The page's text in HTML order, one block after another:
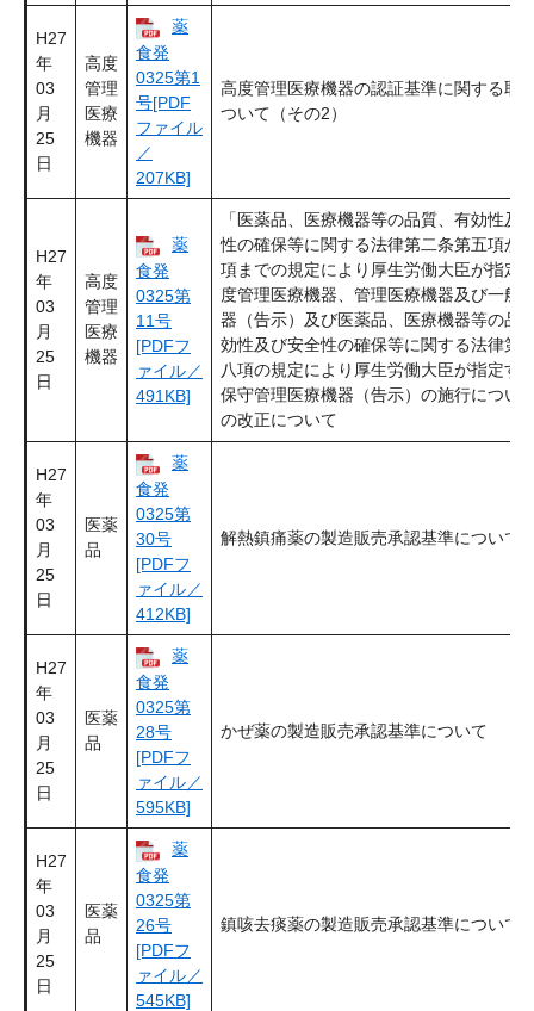
H27
年
03
月
25
日
高度
管理
医療
機器
薬
食発
0325第1
号[PDF
ファイル
／
207KB]
高度管理医療機器の認証基準に関する取
ついて（その2）
H27
年
03
月
25
日
高度
管理
医療
機器
薬
食発
0325第
11号
[PDFフ
ァイル／
491KB]
「医薬品、医療機器等の品質、有効性及
性の確保等に関する法律第二条第五項か
項までの規定により厚生労働大臣が指定
度管理医療機器、管理医療機器及び一般
器（告示）及び医薬品、医療機器等の品
効性及び安全性の確保等に関する法律第
八項の規定により厚生労働大臣が指定す
保守管理医療機器（告示）の施行につい
の改正について
H27
年
03
月
25
日
医薬
品
薬
食発
0325第
30号
[PDFフ
ァイル／
412KB]
解熱鎮痛薬の製造販売承認基準について
H27
年
03
月
25
日
医薬
品
薬
食発
0325第
28号
[PDFフ
ァイル／
595KB]
かぜ薬の製造販売承認基準について
H27
年
03
月
25
日
医薬
品
薬
食発
0325第
26号
[PDFフ
ァイル／
545KB]
鎮咳去痰薬の製造販売承認基準について